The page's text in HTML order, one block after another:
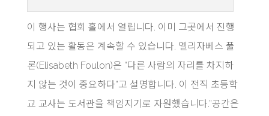
이 행사는 협회 홀에서 열립니다. 이미 그곳에서 진행
되고 있는 활동은 계속할 수 있습니다. 엘리자베스 풀
론(Elisabeth Foulon)은 “다른 사람의 자리를 차지하
지 않는 것이 중요하다”고 설명합니다. 이 전직 초등학
교 교사는 도서관을 책임지기로 자원했습니다.”공간은